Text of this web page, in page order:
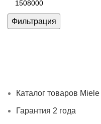
Фильтрация
Каталог товаров Miele
Гарантия 2 года